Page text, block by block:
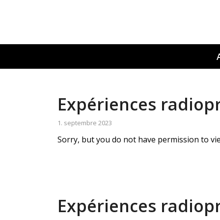
Expériences
1. septembre 2023
Sorry, but you do not have permission to
Expériences